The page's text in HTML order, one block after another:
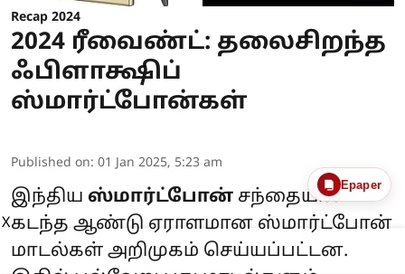
Recap 2024
2024 ரீவைண்ட்: தலைசிறந்த
ஃபிளாக்ஷிப்
ஸ்மார்ட்போன்கள்
Published on: 01 Jan 2025, 5:23 am
இந்திய ஸ்மார்ட்போன் சந்தையில்
கடந்த ஆண்டு ஏராளமான ஸ்மார்ட்போன்
மாடல்கள் அறிமுகம் செய்யப்பட்டன.
Epaper
X